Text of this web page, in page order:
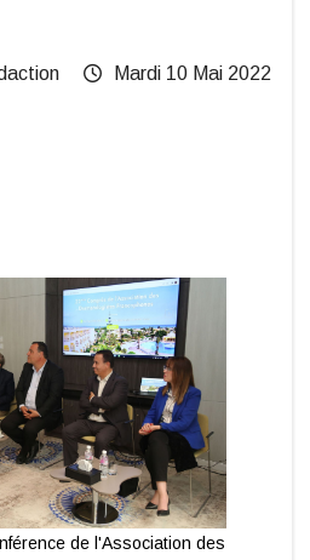
Mardi 10 Mai 2022
de l'Association des